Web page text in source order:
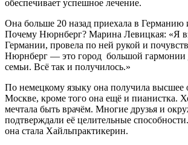
обеспечивает успешное лечение.
Она больше 20 назад приехала в
Почему Нюрнберг? Марина Левицкая: «Я
Германии, провела по ней рукой и
Нюрнберг — это город большой гармонии
семьи. Всё так и получилось.»
По немецкому языку она получила высшее
Москве, кроме того она ещё и пианистка.
мечтала быть врачём. Многие друзья и
подтверждали её целительные
она стала Хайльпрактикерин.